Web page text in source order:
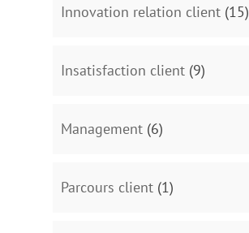
Innovation relation client(15)
Insatisfaction client(9)
Management(6)
Parcours client(1)